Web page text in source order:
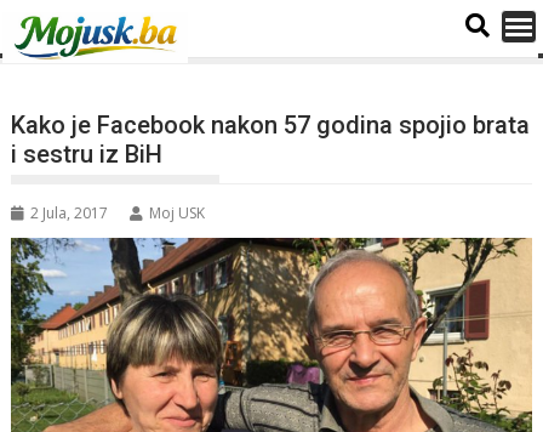
Kako je Facebook nakon 57 godina spojio brata
i sestru iz BiH
2 Jula, 2017 Moj USK